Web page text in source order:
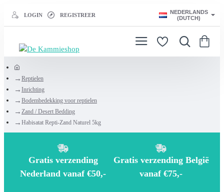
LOGIN REGISTREER
NEDERLANDS
(DUTCH)
m
e
Reptielen
Inrichting
Bodembedekking voor reptielen
Zand / Desert Bedding
Habisatat Repti-Zand Naturel 5kg
Gratis verzending
Nederland vanaf €50,-
Gratis verzending België
vanaf €75,-